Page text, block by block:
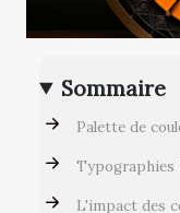
Sommaire
Palette de
Typographies
L'impact des